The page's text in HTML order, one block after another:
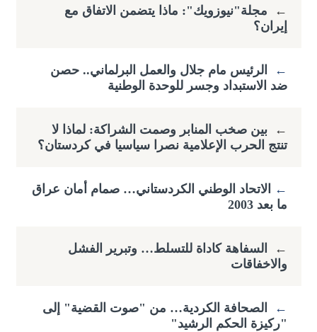
←
مجلة"نيوزويك": ماذا يتضمن الاتفاق مع
إيران؟
←
الرئيس مام جلال والعمل البرلماني.. حصن
ضد الاستبداد وجسر للوحدة الوطنية
←
بين صخب المنابر وصمت الشراكة: لماذا لا
تنتج الحرب الإعلامية نصرا سياسيا في كردستان؟
←
​الاتحاد الوطني الكردستاني… صمام أمان عراق
ما بعد 2003
←
السفاهة كاداة للتسلط… وتبرير الفشل
والاخفاقات
←
الصحافة الكردية… من "صوت القضية" إلى
"ركيزة الحكم الرشيد"